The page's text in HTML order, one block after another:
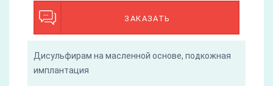
ЗАКАЗАТЬ
Дисульфирам на масленной основе, подкожная
имплантация